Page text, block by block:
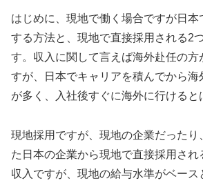
はじめに、現地で働く場合ですが日
する方法と、現地で直接採用される2
す。収入に関して言えば海外赴任の方
すが、日本でキャリアを積んでから海
が多く、入社後すぐに海外に行けると
現地採用ですが、現地の企業だったり
た日本の企業から現地で直接採用され
収入ですが、現地の給与水準がベース